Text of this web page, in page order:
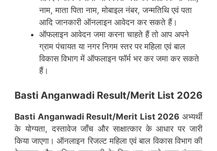
नाम, माता पिता नाम, मोबाइल नंबर, जन्मतिथि एवं पता
आदि जानकारी ऑनलाइन आवेदन कर सकते हैं।
ऑफलाइन आवेदन जमा करना चाहते हैं तो आप अपने
ग्राम पंचायत या नगर निगम स्तर पर महिला एवं बाल
विकास विभाग में ऑफलाइन फॉर्म भर कर जमा कर सकते
हैं।
Basti Anganwadi Result/Merit List 2026
Basti Anganwadi Result/Merit List 2026 अभ्यर्थी
के योग्यता, दस्तावेज जाँच और साक्षात्कार के आधार पर जारी
किया जाएगा। ऑनलाइन रिजल्ट महिला एवं बाल विकास विभाग की